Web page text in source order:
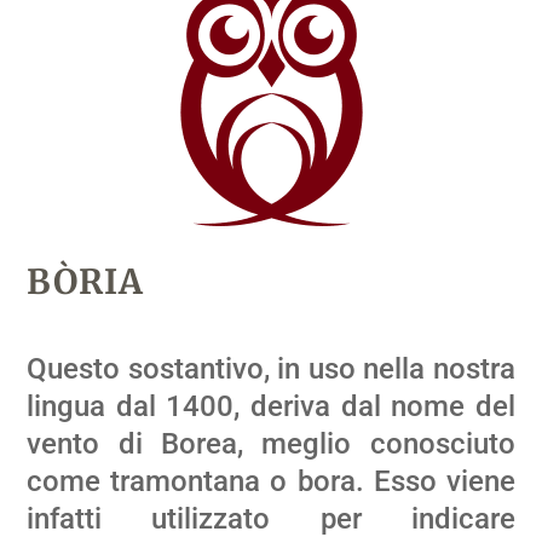
BÒRIA
Questo sostantivo, in uso nella nostra
lingua dal 1400, deriva dal nome del
vento di Borea, meglio conosciuto
come tramontana o bora. Esso viene
infatti utilizzato per indicare